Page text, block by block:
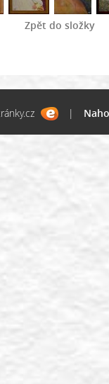
Zpět do složky
|